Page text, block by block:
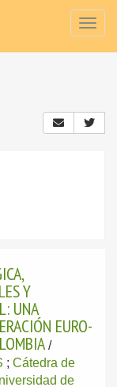
Y
UNA
EURO-
/
; Cátedra de
de